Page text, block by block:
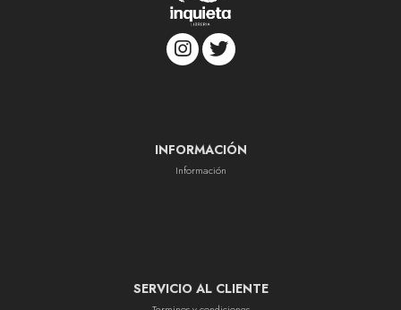
INFORMACIÓN
Información
SERVICIO AL CLIENTE